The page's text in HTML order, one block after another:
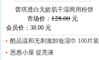
蕾琪透白无龄肌干湿两用粉饼
市场价： 128.00 元
会员价： 38.00 元
酷品温和无刺激卸妆湿巾 100片装
恩惠小屋 提亮液